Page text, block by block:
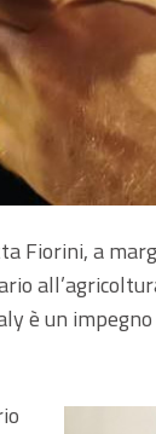
Fiorini, a
è un